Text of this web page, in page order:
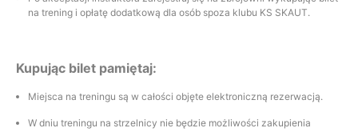
na trening i opłatę dodatkową dla osób spoza klubu KS SKAUT.
Kupując bilet pamiętaj:
Miejsca na treningu są w całości objęte elektroniczną rezerwacją.
W dniu treningu na strzelnicy nie będzie możliwości zakupienia